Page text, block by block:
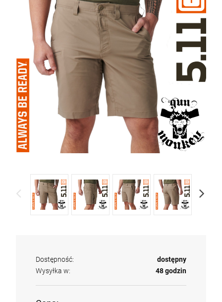
Dostępność:
dostępny
Wysyłka w:
48 godzin